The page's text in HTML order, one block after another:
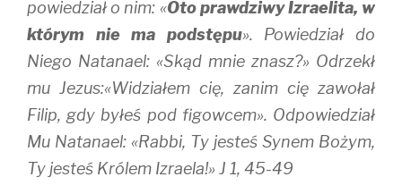
powiedział o nim: «Oto prawdziwy Izraelita, w
którym nie ma podstępu». Powiedział do
Niego Natanael: «Skąd mnie znasz?» Odrzekł
mu Jezus:«Widziałem cię, zanim cię zawołał
Filip, gdy byłeś pod figowcem». Odpowiedział
Mu Natanael: «Rabbi, Ty jesteś Synem Bożym,
Ty jesteś Królem Izraela!» J 1, 45-49